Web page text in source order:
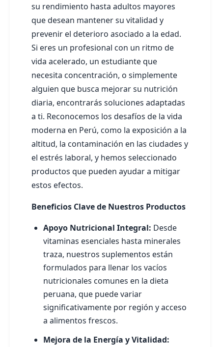
su rendimiento hasta adultos mayores
que desean mantener su vitalidad y
prevenir el deterioro asociado a la edad.
Si eres un profesional con un ritmo de
vida acelerado, un estudiante que
necesita concentración, o simplemente
alguien que busca mejorar su nutrición
diaria, encontrarás soluciones adaptadas
a ti. Reconocemos los desafíos de la vida
moderna en Perú, como la exposición a la
altitud, la contaminación en las ciudades y
el estrés laboral, y hemos seleccionado
productos que pueden ayudar a mitigar
estos efectos.
Beneficios Clave de Nuestros Productos
Apoyo Nutricional Integral: Desde
vitaminas esenciales hasta minerales
traza, nuestros suplementos están
formulados para llenar los vacíos
nutricionales comunes en la dieta
peruana, que puede variar
significativamente por región y acceso
a alimentos frescos.
Mejora de la Energía y Vitalidad: